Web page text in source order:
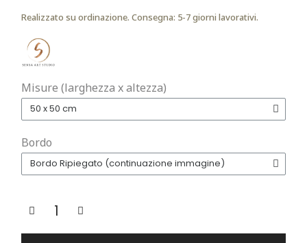
Realizzato su ordinazione. Consegna: 5-7 giorni lavorativi.
Misure (larghezza x altezza)
Bordo